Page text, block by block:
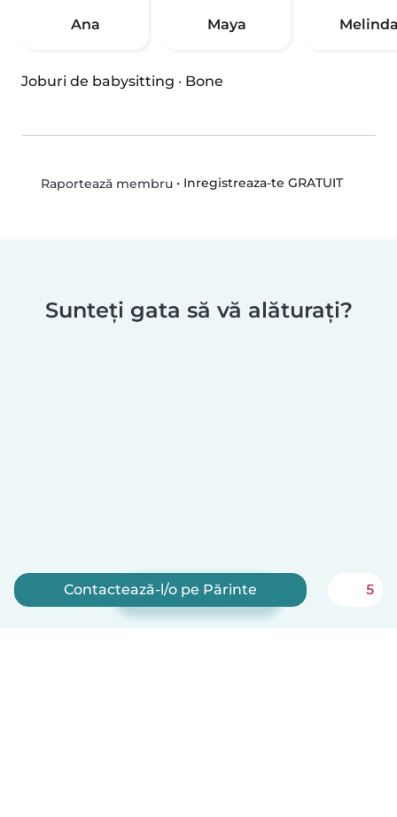
Ana Maya
Joburi de babysitting · Bone
Raportează membru• Inregistreaza-te GRATUIT
Sunteți gata să vă alăturați?
Înscrie-te acum
Contactează-l/o pe Părinte 5